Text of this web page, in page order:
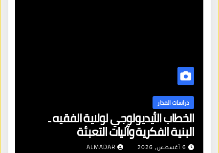
دراسات المدار
الخطاب الأيديولوجي لولاية الفقيه ـ
البنية الفكرية وآليات التعبئة
6 أغسطس، 2026 ALMADAR